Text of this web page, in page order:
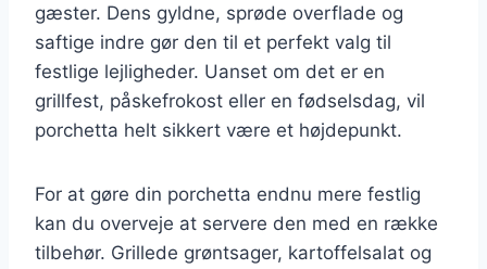
gæster. Dens gyldne, sprøde overflade og
saftige indre gør den til et perfekt valg til
festlige lejligheder. Uanset om det er en
grillfest, påskefrokost eller en fødselsdag, vil
porchetta helt sikkert være et højdepunkt.
For at gøre din porchetta endnu mere festlig
kan du overveje at servere den med en række
tilbehør. Grillede grøntsager, kartoffelsalat og